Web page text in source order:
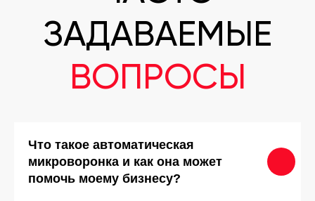
Отзыв от Станислава Серегина (фитнес зал)
Что такое автоматическая
микроворонка и как она может
помочь моему бизнесу?